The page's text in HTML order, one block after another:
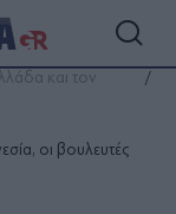
και τον
οι βουλευτές